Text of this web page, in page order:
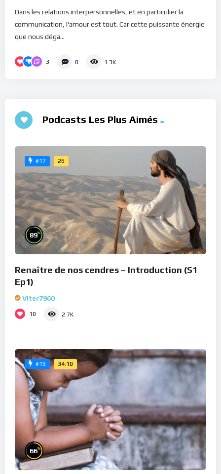
Dans les relations interpersonnelles, et en particulier la
communication, l'amour est tout. Car cette puissante énergie
que nous déga...
3 0 1.3K
Podcasts Les Plus Aimés
#17 26
89%
Renaître de nos cendres – Introduction (S1
Ep1)
Viter7960
10 2.7K
#15 34:10
66%